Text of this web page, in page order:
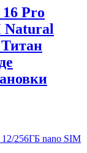
Pro
Natural